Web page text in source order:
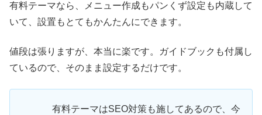
有料テーマなら、メニュー作成もパンくず設定も内蔵して
いて、設置もとてもかんたんにできます。
値段は張りますが、本当に楽です。ガイドブックも付属し
ているので、そのまま設定するだけです。
有料テーマはSEO対策も施してあるので、今